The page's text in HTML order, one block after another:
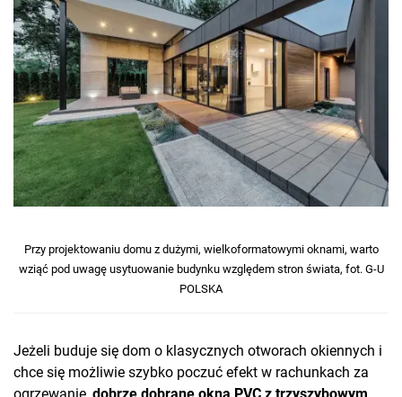
Przy projektowaniu domu z dużymi, wielkoformatowymi oknami, warto
wziąć pod uwagę usytuowanie budynku względem stron świata, fot. G-U
POLSKA
Jeżeli buduje się dom o klasycznych otworach okiennych i
chce się możliwie szybko poczuć efekt w rachunkach za